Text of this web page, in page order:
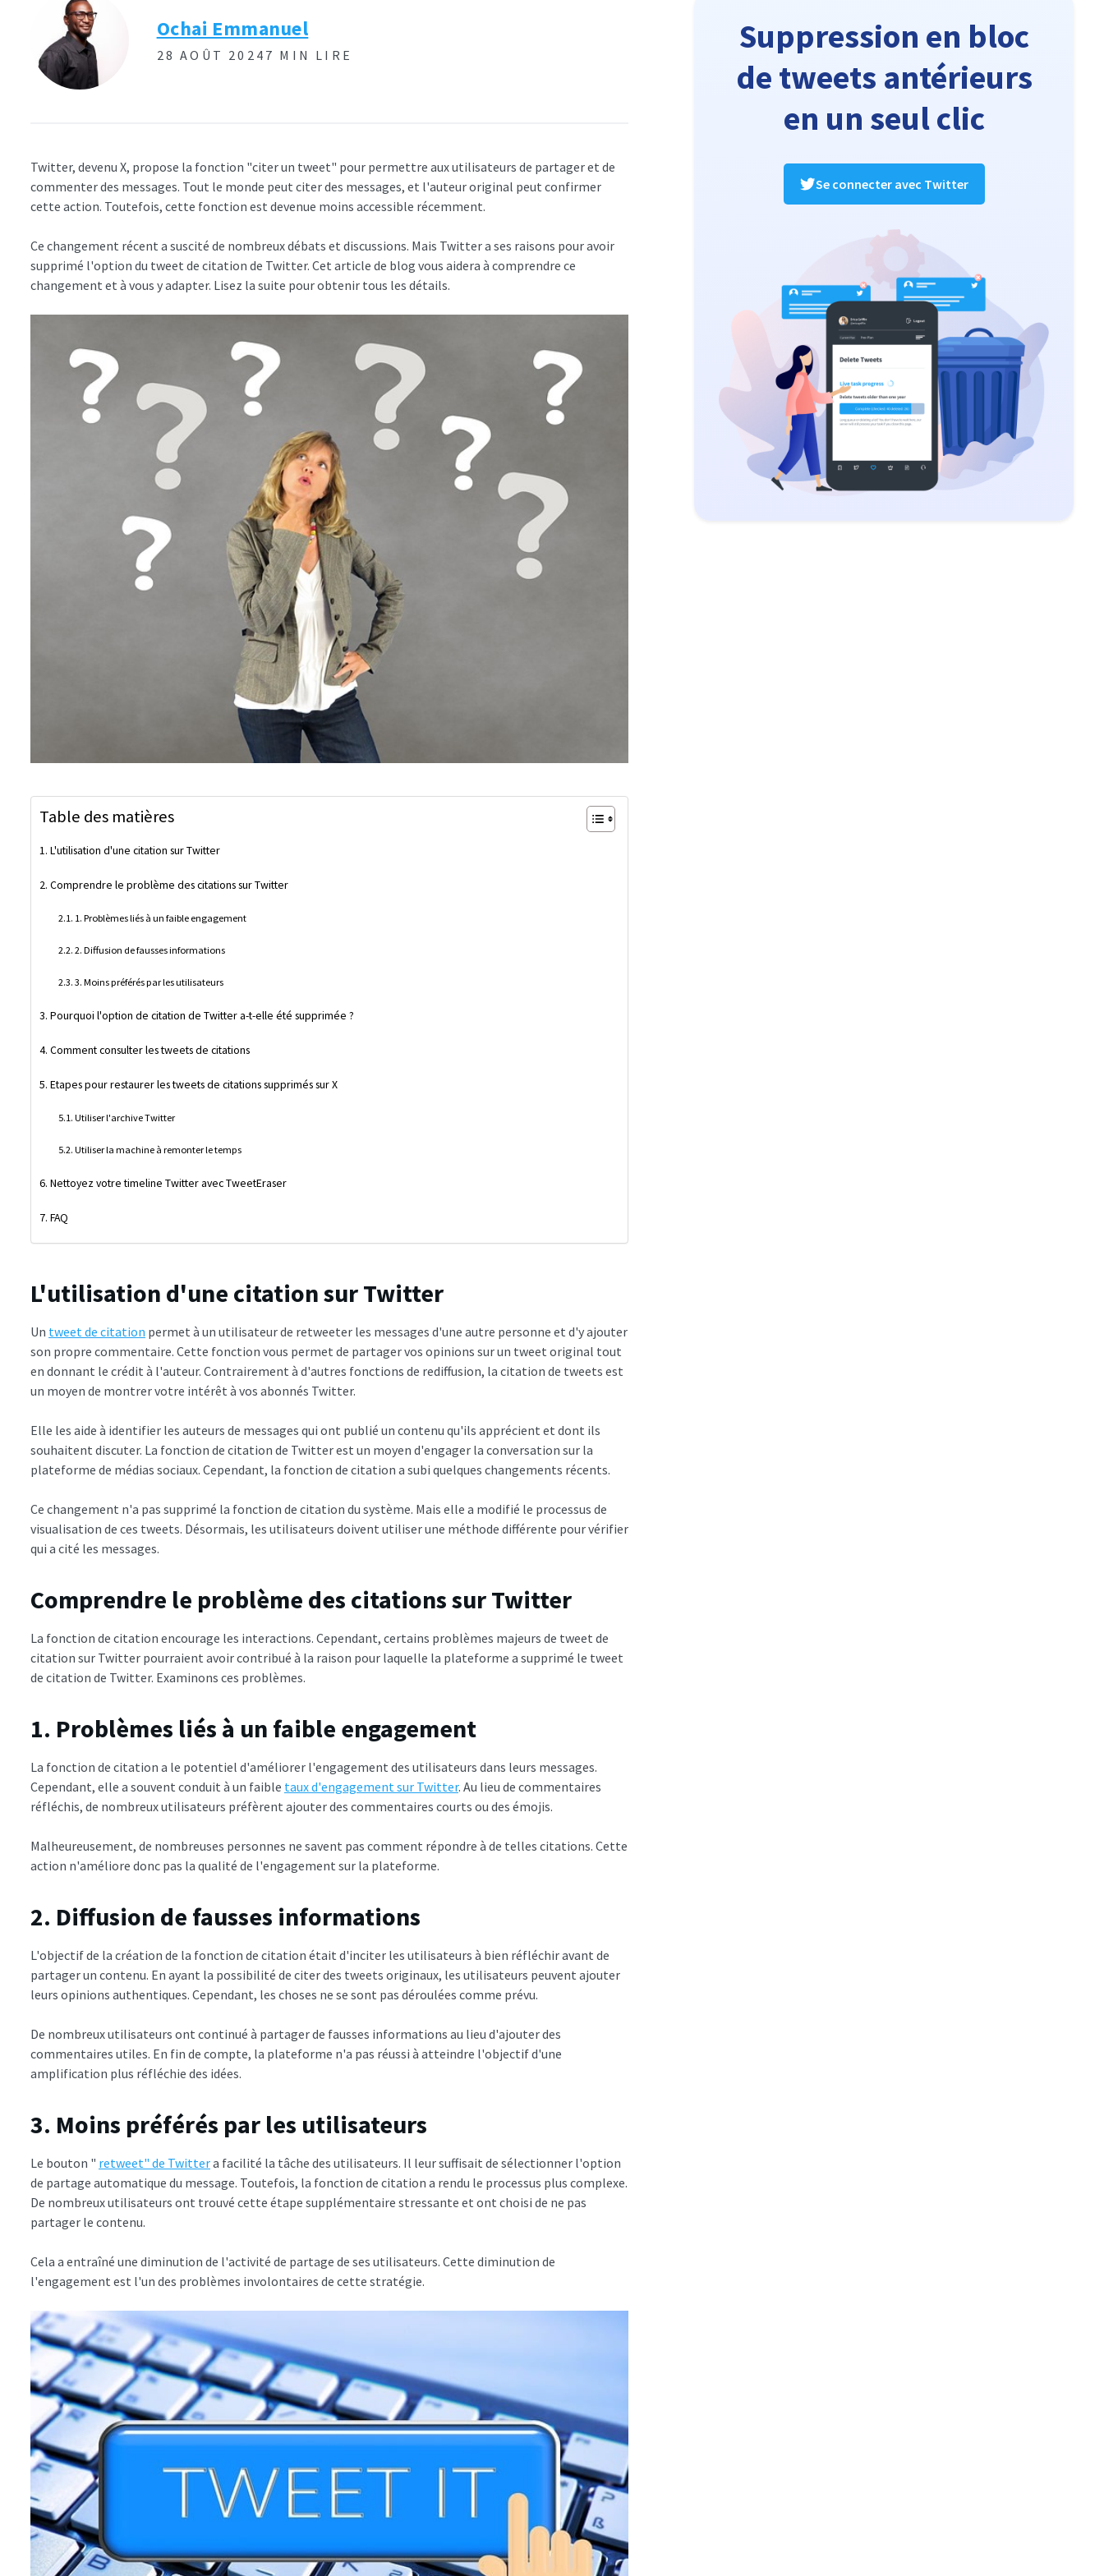
Ochai Emmanuel
28 AOÛT 2024 7 MIN LIRE
Twitter, devenu X, propose la fonction "citer un tweet" pour permettre aux utilisateurs de partager et de
commenter des messages. Tout le monde peut citer des messages, et l'auteur original peut confirmer
cette action. Toutefois, cette fonction est devenue moins accessible récemment.
Ce changement récent a suscité de nombreux débats et discussions. Mais Twitter a ses raisons pour avoir
supprimé l'option du tweet de citation de Twitter. Cet article de blog vous aidera à comprendre ce
changement et à vous y adapter. Lisez la suite pour obtenir tous les détails.
Table des matières
L'utilisation d'une citation sur Twitter
Comprendre le problème des citations sur Twitter
1. Problèmes liés à un faible engagement
2. Diffusion de fausses informations
3. Moins préférés par les utilisateurs
Pourquoi l'option de citation de Twitter a-t-elle été supprimée ?
Comment consulter les tweets de citations
Etapes pour restaurer les tweets de citations supprimés sur X
Utiliser l'archive Twitter
Utiliser la machine à remonter le temps
Nettoyez votre timeline Twitter avec TweetEraser
FAQ
L'utilisation d'une citation sur Twitter
Un tweet de citation permet à un utilisateur de retweeter les messages d'une autre personne et d'y ajouter
son propre commentaire. Cette fonction vous permet de partager vos opinions sur un tweet original tout
en donnant le crédit à l'auteur. Contrairement à d'autres fonctions de rediffusion, la citation de tweets est
un moyen de montrer votre intérêt à vos abonnés Twitter.
Elle les aide à identifier les auteurs de messages qui ont publié un contenu qu'ils apprécient et dont ils
souhaitent discuter. La fonction de citation de Twitter est un moyen d'engager la conversation sur la
plateforme de médias sociaux. Cependant, la fonction de citation a subi quelques changements récents.
Ce changement n'a pas supprimé la fonction de citation du système. Mais elle a modifié le processus de
visualisation de ces tweets. Désormais, les utilisateurs doivent utiliser une méthode différente pour vérifier
qui a cité les messages.
Comprendre le problème des citations sur Twitter
La fonction de citation encourage les interactions. Cependant, certains problèmes majeurs de tweet de
citation sur Twitter pourraient avoir contribué à la raison pour laquelle la plateforme a supprimé le tweet
de citation de Twitter. Examinons ces problèmes.
1. Problèmes liés à un faible engagement
La fonction de citation a le potentiel d'améliorer l'engagement des utilisateurs dans leurs messages.
Cependant, elle a souvent conduit à un faible taux d'engagement sur Twitter. Au lieu de commentaires
réfléchis, de nombreux utilisateurs préfèrent ajouter des commentaires courts ou des émojis.
Malheureusement, de nombreuses personnes ne savent pas comment répondre à de telles citations. Cette
action n'améliore donc pas la qualité de l'engagement sur la plateforme.
2. Diffusion de fausses informations
L'objectif de la création de la fonction de citation était d'inciter les utilisateurs à bien réfléchir avant de
partager un contenu. En ayant la possibilité de citer des tweets originaux, les utilisateurs peuvent ajouter
leurs opinions authentiques. Cependant, les choses ne se sont pas déroulées comme prévu.
De nombreux utilisateurs ont continué à partager de fausses informations au lieu d'ajouter des
commentaires utiles. En fin de compte, la plateforme n'a pas réussi à atteindre l'objectif d'une
amplification plus réfléchie des idées.
3. Moins préférés par les utilisateurs
Le bouton " retweet" de Twittera facilité la tâche des utilisateurs. Il leur suffisait de sélectionner l'option
de partage automatique du message. Toutefois, la fonction de citation a rendu le processus plus complexe.
De nombreux utilisateurs ont trouvé cette étape supplémentaire stressante et ont choisi de ne pas
partager le contenu.
Cela a entraîné une diminution de l'activité de partage de ses utilisateurs. Cette diminution de
l'engagement est l'un des problèmes involontaires de cette stratégie.
Suppression en bloc
de tweets antérieurs
en un seul clic
Se connecter avec Twitter